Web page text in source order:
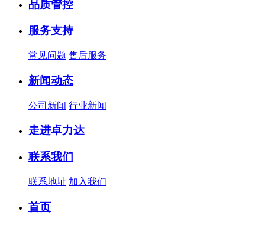
品质管控
服务支持
常见问题 售后服务
新闻动态
公司新闻 行业新闻
走进卓力达
联系我们
联系地址 加入我们
首页